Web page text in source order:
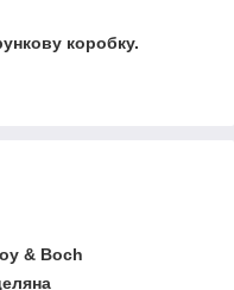
коробку.
& Boch